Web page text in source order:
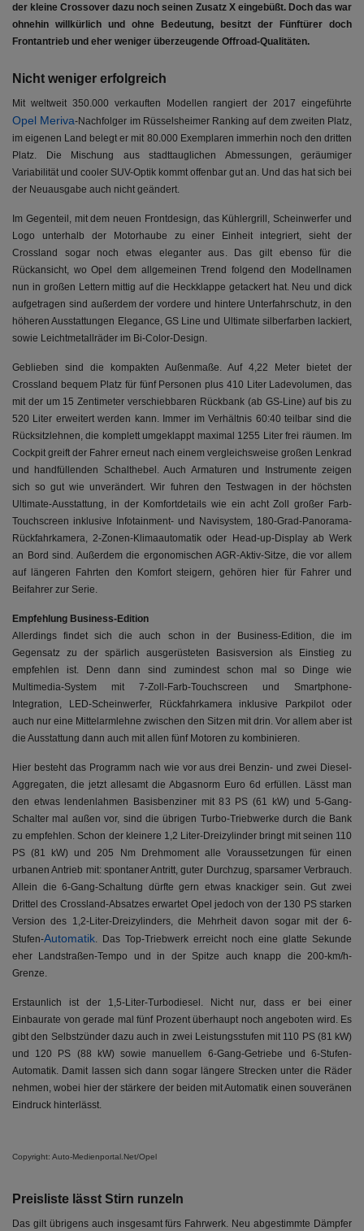
der kleine Crossover dazu noch seinen Zusatz X eingebüßt. Doch das war
ohnehin willkürlich und ohne Bedeutung, besitzt der Fünftürer doch
Frontantrieb und eher weniger überzeugende Offroad-Qualitäten.
Nicht weniger erfolgreich
Mit weltweit 350.000 verkauften Modellen rangiert der 2017 eingeführte
Opel Meriva-Nachfolger im Rüsselsheimer Ranking auf dem zweiten Platz,
im eigenen Land belegt er mit 80.000 Exemplaren immerhin noch den dritten
Platz. Die Mischung aus stadttauglichen Abmessungen, geräumiger
Variabilität und cooler SUV-Optik kommt offenbar gut an. Und das hat sich bei
der Neuausgabe auch nicht geändert.
Im Gegenteil, mit dem neuen Frontdesign, das Kühlergrill, Scheinwerfer und
Logo unterhalb der Motorhaube zu einer Einheit integriert, sieht der
Crossland sogar noch etwas eleganter aus. Das gilt ebenso für die
Rückansicht, wo Opel dem allgemeinen Trend folgend den Modellnamen
nun in großen Lettern mittig auf die Heckklappe getackert hat. Neu und dick
aufgetragen sind außerdem der vordere und hintere Unterfahrschutz, in den
höheren Ausstattungen Elegance, GS Line und Ultimate silberfarben lackiert,
sowie Leichtmetallräder im Bi-Color-Design.
Geblieben sind die kompakten Außenmaße. Auf 4,22 Meter bietet der
Crossland bequem Platz für fünf Personen plus 410 Liter Ladevolumen, das
mit der um 15 Zentimeter verschiebbaren Rückbank (ab GS-Line) auf bis zu
520 Liter erweitert werden kann. Immer im Verhältnis 60:40 teilbar sind die
Rücksitzlehnen, die komplett umgeklappt maximal 1255 Liter frei räumen. Im
Cockpit greift der Fahrer erneut nach einem vergleichsweise großen Lenkrad
und handfüllenden Schalthebel. Auch Armaturen und Instrumente zeigen
sich so gut wie unverändert. Wir fuhren den Testwagen in der höchsten
Ultimate-Ausstattung, in der Komfortdetails wie ein acht Zoll großer Farb-
Touchscreen inklusive Infotainment- und Navisystem, 180-Grad-Panorama-
Rückfahrkamera, 2-Zonen-Klimaautomatik oder Head-up-Display ab Werk
an Bord sind. Außerdem die ergonomischen AGR-Aktiv-Sitze, die vor allem
auf längeren Fahrten den Komfort steigern, gehören hier für Fahrer und
Beifahrer zur Serie.
Empfehlung Business-Edition
Allerdings findet sich die auch schon in der Business-Edition, die im
Gegensatz zu der spärlich ausgerüsteten Basisversion als Einstieg zu
empfehlen ist. Denn dann sind zumindest schon mal so Dinge wie
Multimedia-System mit 7-Zoll-Farb-Touchscreen und Smartphone-
Integration, LED-Scheinwerfer, Rückfahrkamera inklusive Parkpilot oder
auch nur eine Mittelarmlehne zwischen den Sitzen mit drin. Vor allem aber ist
die Ausstattung dann auch mit allen fünf Motoren zu kombinieren.
Hier besteht das Programm nach wie vor aus drei Benzin- und zwei Diesel-
Aggregaten, die jetzt allesamt die Abgasnorm Euro 6d erfüllen. Lässt man
den etwas lendenlahmen Basisbenziner mit 83 PS (61 kW) und 5-Gang-
Schalter mal außen vor, sind die übrigen Turbo-Triebwerke durch die Bank
zu empfehlen. Schon der kleinere 1,2 Liter-Dreizylinder bringt mit seinen 110
PS (81 kW) und 205 Nm Drehmoment alle Voraussetzungen für einen
urbanen Antrieb mit: spontaner Antritt, guter Durchzug, sparsamer Verbrauch.
Allein die 6-Gang-Schaltung dürfte gern etwas knackiger sein. Gut zwei
Drittel des Crossland-Absatzes erwartet Opel jedoch von der 130 PS starken
Version des 1,2-Liter-Dreizylinders, die Mehrheit davon sogar mit der 6-
Stufen-Automatik. Das Top-Triebwerk erreicht noch eine glatte Sekunde
eher Landstraßen-Tempo und in der Spitze auch knapp die 200-km/h-
Grenze.
Erstaunlich ist der 1,5-Liter-Turbodiesel. Nicht nur, dass er bei einer
Einbaurate von gerade mal fünf Prozent überhaupt noch angeboten wird. Es
gibt den Selbstzünder dazu auch in zwei Leistungsstufen mit 110 PS (81 kW)
und 120 PS (88 kW) sowie manuellem 6-Gang-Getriebe und 6-Stufen-
Automatik. Damit lassen sich dann sogar längere Strecken unter die Räder
nehmen, wobei hier der stärkere der beiden mit Automatik einen souveränen
Eindruck hinterlässt.
Copyright: Auto-Medienportal.Net/Opel
Preisliste lässt Stirn runzeln
Das gilt übrigens auch insgesamt fürs Fahrwerk. Neu abgestimmte Dämpfer